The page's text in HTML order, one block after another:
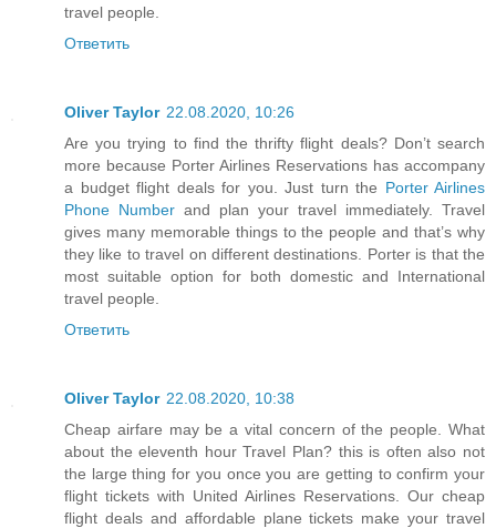
travel people.
Ответить
Oliver Taylor 22.08.2020, 10:26
Are you trying to find the thrifty flight deals? Don’t search
more because Porter Airlines Reservations has accompany
a budget flight deals for you. Just turn the Porter Airlines
Phone Number and plan your travel immediately. Travel
gives many memorable things to the people and that’s why
they like to travel on different destinations. Porter is that the
most suitable option for both domestic and International
travel people.
Ответить
Oliver Taylor 22.08.2020, 10:38
Cheap airfare may be a vital concern of the people. What
about the eleventh hour Travel Plan? this is often also not
the large thing for you once you are getting to confirm your
flight tickets with United Airlines Reservations. Our cheap
flight deals and affordable plane tickets make your travel